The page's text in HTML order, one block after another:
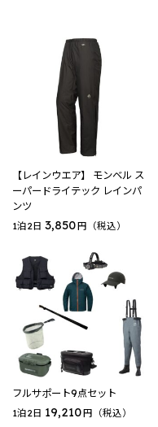
【レインウエア】 モンベル ス
ーパードライテック レインパ
ンツ
1泊2日 3,850円（税込）
フルサポート9点セット
1泊2日 19,210円（税込）